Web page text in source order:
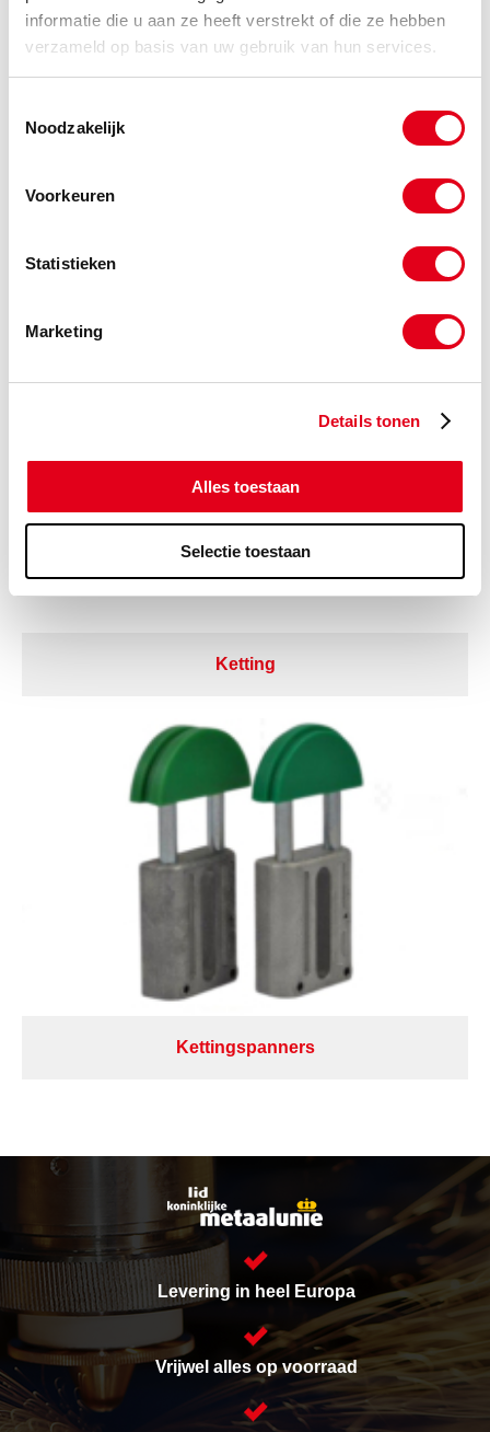
informatie die u aan ze heeft verstrekt of die ze hebben
verzameld op basis van uw gebruik van hun services.
Noodzakelijk
Voorkeuren
Statistieken
Marketing
Details tonen
Alles toestaan
Selectie toestaan
Info Meters
Ketting
Kettingspanners
Levering in heel Europa
Vrijwel alles op voorraad